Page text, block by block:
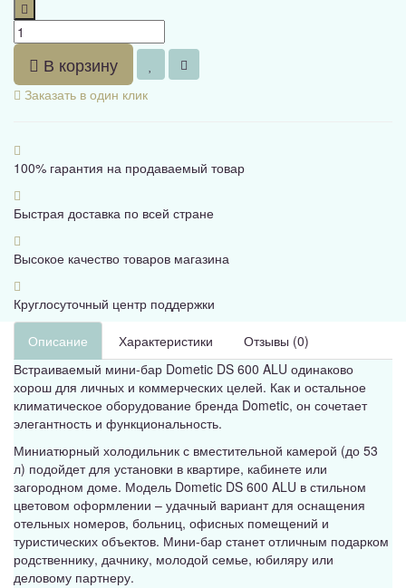
В корзину
Заказать в один клик
100% гарантия на продаваемый товар
Быстрая доставка по всей стране
Высокое качество товаров магазина
Круглосуточный центр поддержки
Описание Характеристики
Отзывы (0)
Встраиваемый мини-бар Dometic DS 600 ALU одинаково
хорош для личных и коммерческих целей. Как и остальное
климатическое оборудование бренда Dometic, он сочетает
элегантность и функциональность.
Миниатюрный холодильник с вместительной камерой (до 53
л) подойдет для установки в квартире, кабинете или
загородном доме. Модель Dometic DS 600 ALU в стильном
цветовом оформлении – удачный вариант для оснащения
отельных номеров, больниц, офисных помещений и
туристических объектов. Мини-бар станет отличным подарком
родственнику, дачнику, молодой семье, юбиляру или
деловому партнеру.